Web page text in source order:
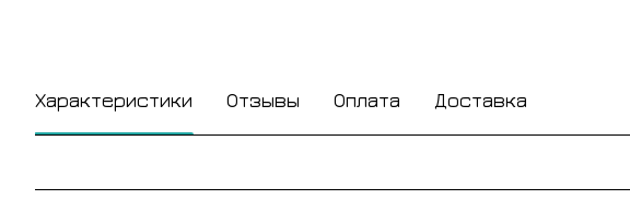
Характеристики Отзывы Оплата Доставка